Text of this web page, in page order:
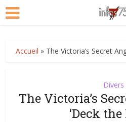
Accueil » The Victoria’s Secret
Divers
The Victoria’s
‘Deck the